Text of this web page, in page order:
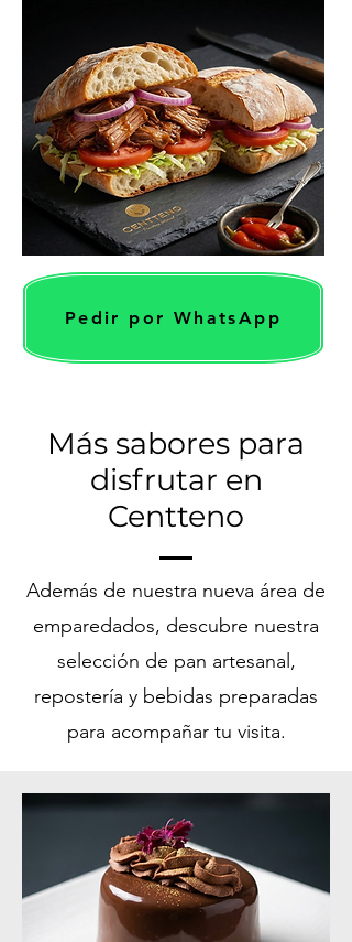
Pedir por WhatsApp
Más sabores para
disfrutar en
Centteno
Además de nuestra nueva área de
emparedados, descubre nuestra
selección de pan artesanal,
repostería y bebidas preparadas
para acompañar tu visita.